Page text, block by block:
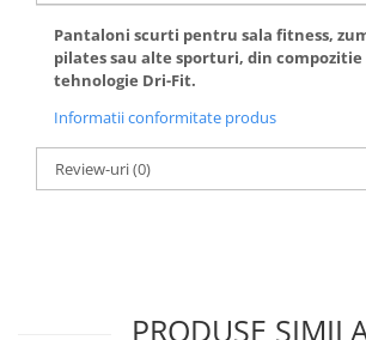
Pantaloni scurti pentru sala fitness,
pilates sau alte sporturi, din compozitie
tehnologie Dri-Fit.
Informatii conformitate produs
Review-uri(0)
PRODUSE